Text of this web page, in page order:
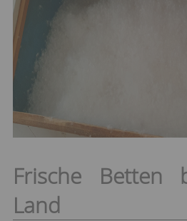
Frische Betten
Land